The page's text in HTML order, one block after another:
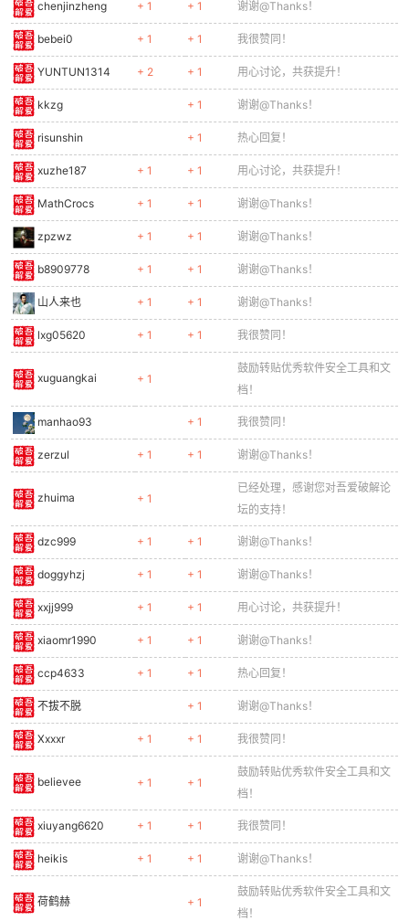
chenjinzheng + 1 + 1 谢谢@Thanks！
bebei0 + 1 + 1 我很赞同！
YUNTUN1314 + 2 + 1 用心讨论，共获提升！
kkzg + 1 谢谢@Thanks！
risunshin + 1 热心回复！
xuzhe187 + 1 + 1 用心讨论，共获提升！
MathCrocs + 1 + 1 谢谢@Thanks！
zpzwz + 1 + 1 谢谢@Thanks！
b8909778 + 1 + 1 谢谢@Thanks！
山人来也 + 1 + 1 谢谢@Thanks！
lxg05620 + 1 + 1 我很赞同！
xuguangkai + 1
鼓励转贴优秀软件安全工具和文
档！
manhao93 + 1 我很赞同！
zerzul + 1 + 1 谢谢@Thanks！
zhuima + 1
已经处理，感谢您对吾爱破解论
坛的支持！
dzc999 + 1 + 1 谢谢@Thanks！
doggyhzj + 1 + 1 谢谢@Thanks！
xxjj999 + 1 + 1 用心讨论，共获提升！
xiaomr1990 + 1 + 1 谢谢@Thanks！
ccp4633 + 1 + 1 热心回复！
不拔不脱 + 1 谢谢@Thanks！
Xxxxr + 1 + 1 我很赞同！
believee + 1 + 1
鼓励转贴优秀软件安全工具和文
档！
xiuyang6620 + 1 + 1 我很赞同！
heikis + 1 + 1 谢谢@Thanks！
荷鹤赫 + 1
鼓励转贴优秀软件安全工具和文
档！